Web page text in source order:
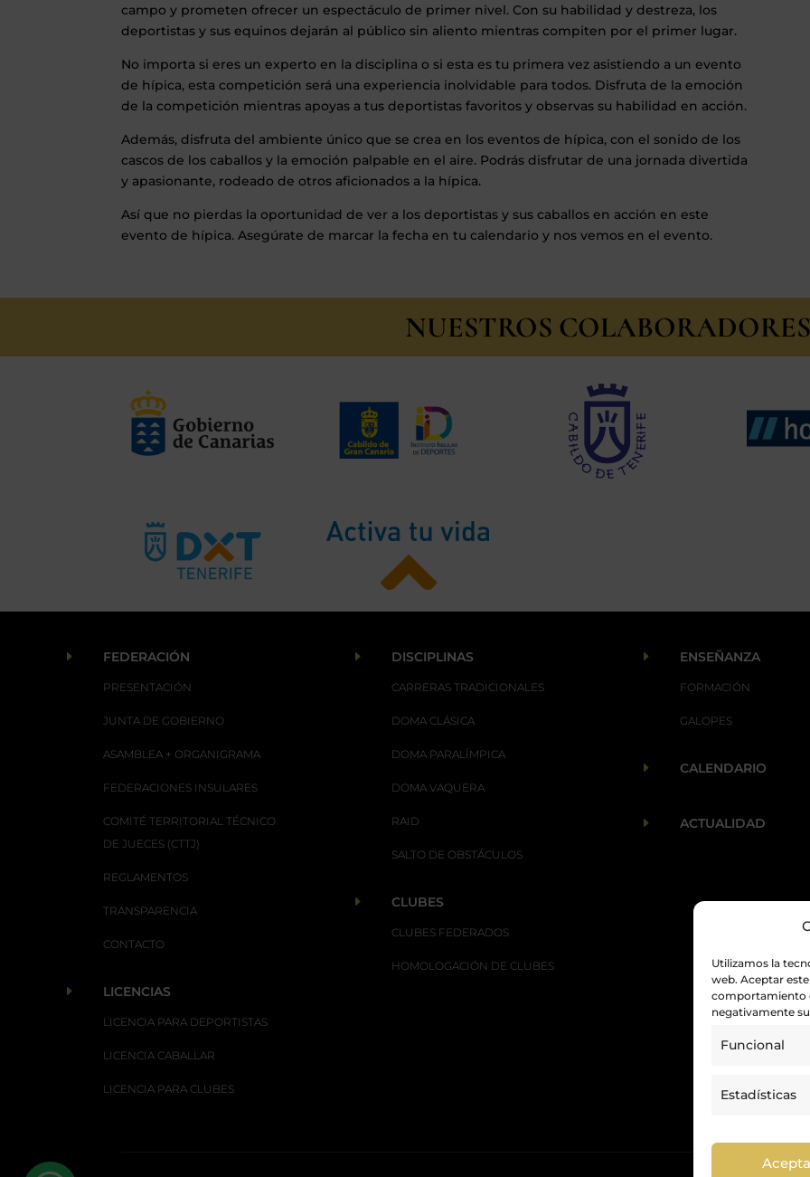
Utilizamos la
web. Aceptar
comportamiento
negativamente
Funcional
Estadísticas
campo y prometen ofrecer un espectáculo de primer nivel. Con su habilidad y destreza, los
deportistas y sus equinos dejarán al público sin aliento mientras compiten por el primer lugar.
No importa si eres un experto en la disciplina o si esta es tu primera vez asistiendo a un evento
de hípica, esta competición será una experiencia inolvidable para todos. Disfruta de la emoción
de la competición mientras apoyas a tus deportistas favoritos y observas su habilidad en acción.
Además, disfruta del ambiente único que se crea en los eventos de hípica, con el sonido de los
cascos de los caballos y la emoción palpable en el aire. Podrás disfrutar de una jornada divertida
y apasionante, rodeado de otros aficionados a la hípica.
Así que no pierdas la oportunidad de ver a los deportistas y sus caballos en acción en este
evento de hípica. Asegúrate de marcar la fecha en tu calendario y nos vemos en el evento.
NUESTROS COLABORADORES
E FEDERACIÓN
PRESENTACIÓN
JUNTA DE GOBIERNO
ASAMBLEA + ORGANIGRAMA
FEDERACIONES INSULARES
COMITÉ TERRITORIAL TÉCNICO
DE JUECES (CTTJ)
REGLAMENTOS
TRANSPARENCIA
CONTACTO
E LICENCIAS
LICENCIA PARA DEPORTISTAS
LICENCIA CABALLAR
LICENCIA PARA CLUBES
E DISCIPLINAS
CARRERAS TRADICIONALES
DOMA CLÁSICA
DOMA PARALÍMPICA
DOMA VAQUERA
RAID
SALTO DE OBSTÁCULOS
E CLUBES
CLUBES FEDERADOS
HOMOLOGACIÓN DE CLUBES
E ENSEÑANZA
FORMACIÓN
GALOPES
E CALENDARIO
E ACTUALIDAD